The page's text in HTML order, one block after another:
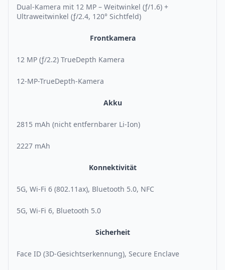
Dual-Kamera mit 12 MP – Weitwinkel (ƒ/1.6) +
Ultraweitwinkel (ƒ/2.4, 120° Sichtfeld)
Frontkamera
12 MP (ƒ/2.2) TrueDepth Kamera
12-MP-TrueDepth-Kamera
Akku
2815 mAh (nicht entfernbarer Li-Ion)
2227 mAh
Konnektivität
5G, Wi-Fi 6 (802.11ax), Bluetooth 5.0, NFC
5G, Wi-Fi 6, Bluetooth 5.0
Sicherheit
Face ID (3D-Gesichtserkennung), Secure Enclave